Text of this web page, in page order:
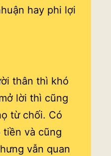
hay phi lợi
thân thì khó
lời thì cũng
từ chối. Có
tiền và cũng
vẫn quan